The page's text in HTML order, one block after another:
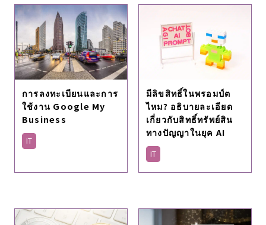
การลงทะเบียนและการ
ใช้งาน Google My
Business
IT
มีลิขสิทธิ์ในพรอมป์ต
ไหม? อธิบายละเอียด
เกี่ยวกับสิทธิ์ทรัพย์สิน
ทางปัญญาในยุค AI
IT